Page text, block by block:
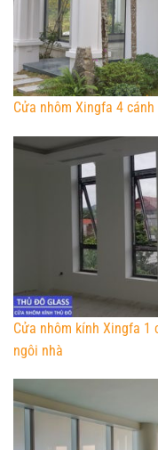
Cửa nhôm Xingfa 4 cánh
Cửa nhôm kính Xingfa 1
ngôi nhà